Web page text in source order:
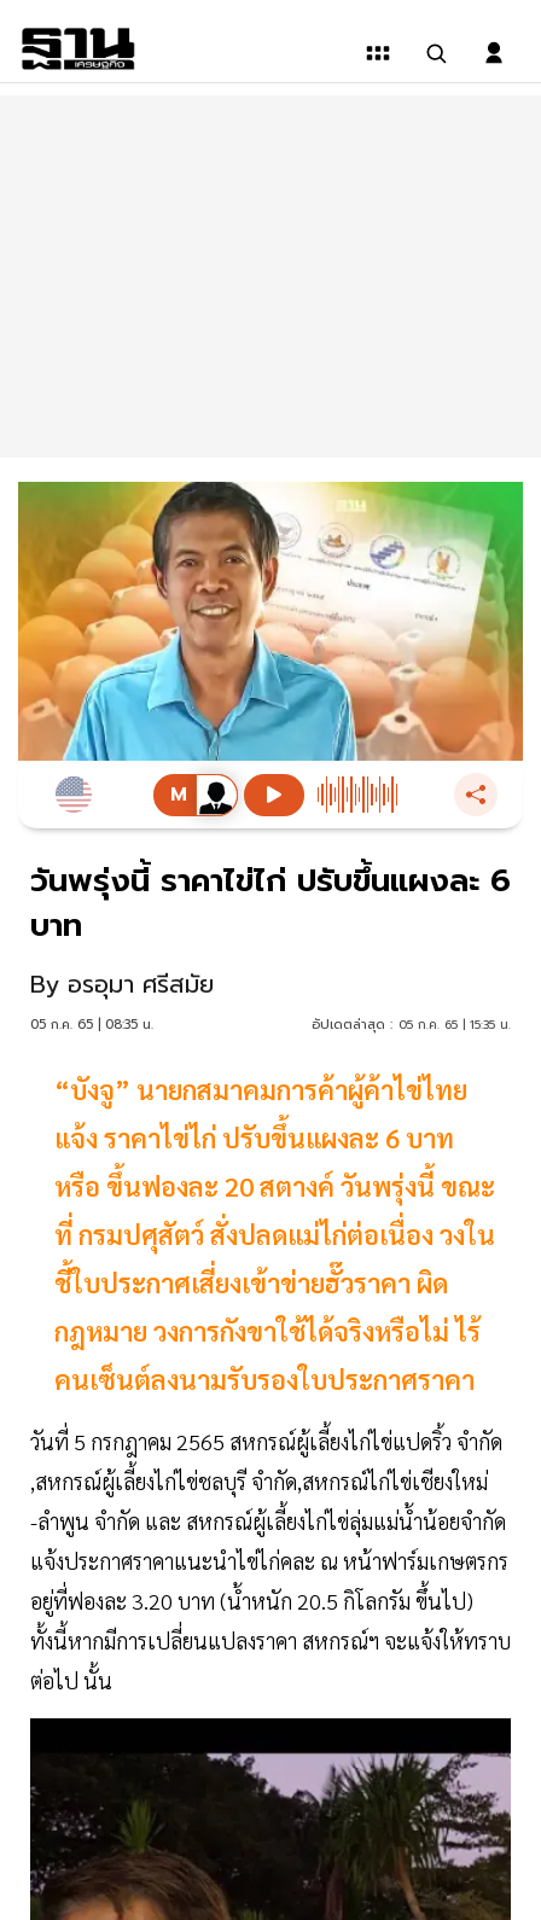
วันพรุ่งนี้ ราคาไข่ไก่ ปรับขึ้นแผงละ 6
บาท
By อรอุมา ศรีสมัย
05 ก.ค. 65 | 08:35 น. อัปเดตล่าสุด : 05 ก.ค. 65 | 15:35 น.
“บังจู” นายกสมาคมการค้าผู้ค้าไข่ไทย
แจ้ง ราคาไข่ไก่ ปรับขึ้นแผงละ 6 บาท
หรือ ขึ้นฟองละ 20 สตางค์ วันพรุ่งนี้ ขณะ
ที่ กรมปศุสัตว์ สั่งปลดแม่ไก่ต่อเนื่อง วงใน
ชี้ใบประกาศเสี่ยงเข้าข่ายฮั๊วราคา ผิด
กฎหมาย วงการกังขาใช้ได้จริงหรือไม่ ไร้
คนเซ็นต์ลงนามรับรองใบประกาศราคา
วันที่ 5 กรกฎาคม 2565 สหกรณ์ผู้เลี้ยงไก่ไข่แปดริ้ว จำกัด
,สหกรณ์ผู้เลี้ยงไก่ไข่ชลบุรี จำกัด,สหกรณ์ไก่ไข่เชียงใหม่
-ลำพูน จำกัด และ สหกรณ์ผู้เลี้ยงไก่ไข่ลุ่มแม่น้ำน้อยจำกัด
แจ้งประกาศราคาแนะนำไข่ไก่คละ ณ หน้าฟาร์มเกษตรกร
อยู่ที่ฟองละ 3.20 บาท (น้ำหนัก 20.5 กิโลกรัม ขึ้นไป)
ทั้งนี้หากมีการเปลี่ยนแปลงราคา สหกรณ์ฯ จะแจ้งให้ทราบ
ต่อไป นั้น